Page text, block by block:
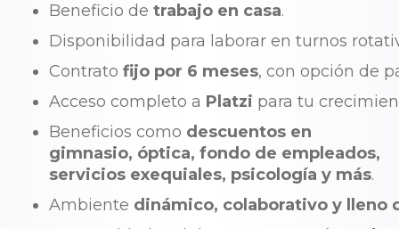
Beneficio de trabajo en casa.
Disponibilidad para laborar en turnos
Contrato fijo por 6 meses, con opción de
Acceso completo a Platzi para tu
Beneficios como descuentos en
gimnasio, óptica, fondo de empleados,
servicios exequiales, psicología y más.
Ambiente dinámico, colaborativo y lleno